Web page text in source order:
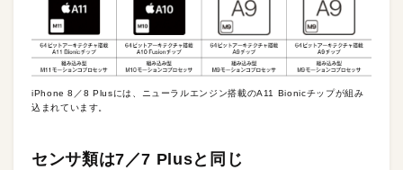
iPhone 8／8 Plusには、ニューラルエンジン搭載のA11 Bionicチップが組み
込まれています。
センサ類は7／7 Plusと同じ